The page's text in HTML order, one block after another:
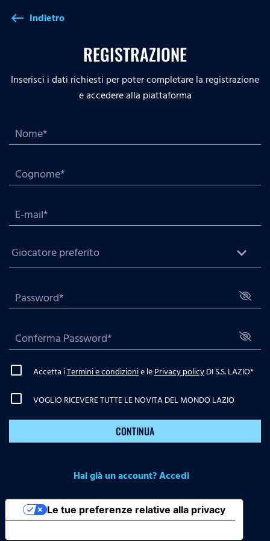
west Indietro
REGISTRAZIONE
Inserisci i dati richiesti per poter completare la registrazione
e accedere alla piattaforma
Accetta iTermini e condizionie lePrivacy policyDI S.S. LAZIO*
VOGLIO RICEVERE TUTTE LE NOVITA DEL MONDO LAZIO
CONTINUA
Hai già un account? Accedi
Le tue preferenze relative alla privacy